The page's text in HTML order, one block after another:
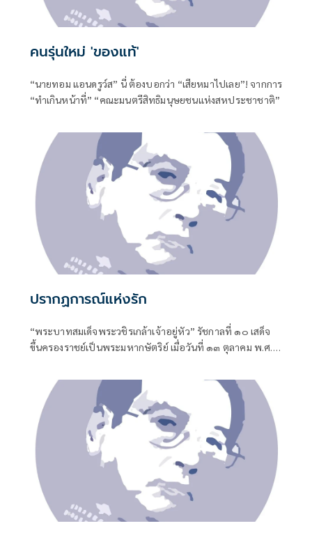
คนรุ่นใหม่ 'ของแท้'
“นายทอม แอนดรูว์ส” นี่ ต้องบอกว่า “เสียหมาไปเลย”! จากการ
“ทำเกินหน้าที่” “คณะมนตรีสิทธิมนุษยชนแห่งสหประชาชาติ”
ปรากฏการณ์แห่งรัก
“พระบาทสมเด็จพระวชิรเกล้าเจ้าอยู่หัว” รัชกาลที่ ๑๐ เสด็จ
ขึ้นครองราชย์เป็นพระมหากษัตริย์ เมื่อวันที่ ๑๓ ตุลาคม พ.ศ.